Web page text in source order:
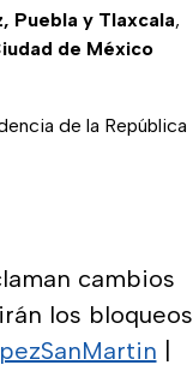
Puebla y Tlaxcala,
de México
de la República
cambios
los bloqueos